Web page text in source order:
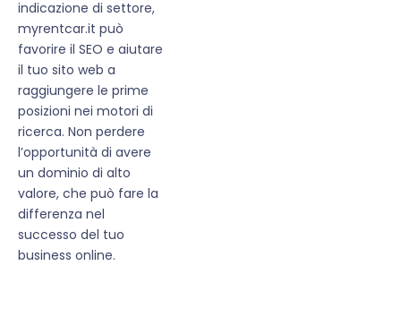
indicazione di settore,
myrentcar.it può
favorire il SEO e aiutare
il tuo sito web a
raggiungere le prime
posizioni nei motori di
ricerca. Non perdere
l’opportunità di avere
un dominio di alto
valore, che può fare la
differenza nel
successo del tuo
business online.